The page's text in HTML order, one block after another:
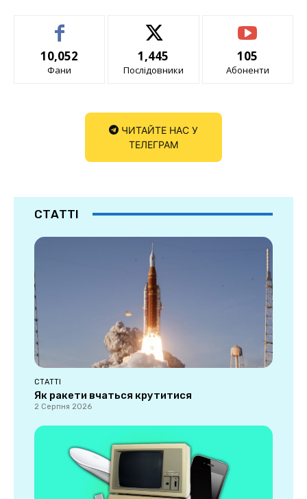
10,052
Фани
1,445
Послідовники
105
Абоненти
ЧИТАЙТЕ НАС У
ТЕЛЕГРАМ
СТАТТІ
СТАТТІ
Як ракети вчаться крутитися
2 Серпня 2026